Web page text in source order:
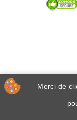
Merci de